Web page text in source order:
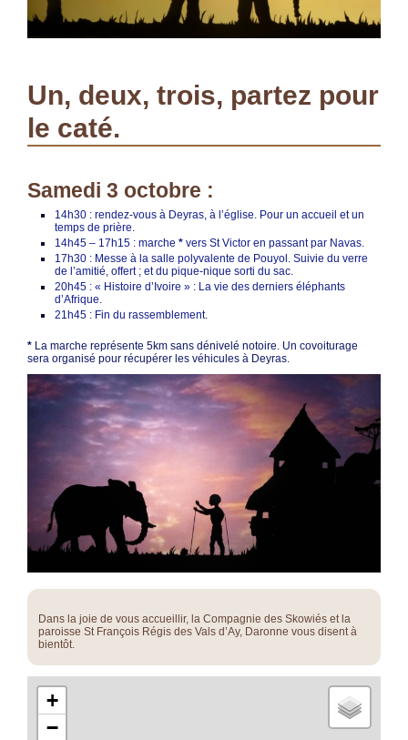
Un, deux, trois, partez pour
le caté.
Samedi 3 octobre :
14h30 : rendez-vous à Deyras, à l’église. Pour un accueil et un
temps de prière.
14h45 – 17h15 : marche* vers St Victor en passant par Navas.
17h30 : Messe à la salle polyvalente de Pouyol. Suivie du verre
de l’amitié, offert ; et du pique-nique sorti du sac.
20h45 : « Histoire d’Ivoire » : La vie des derniers éléphants
d’Afrique.
21h45 : Fin du rassemblement.
* La marche représente 5km sans dénivelé notoire. Un covoiturage
sera organisé pour récupérer les véhicules à Deyras.
Dans la joie de vous accueillir, la Compagnie des Skowiés et la
paroisse St François Régis des Vals d’Ay, Daronne vous disent à
bientôt.
+
−